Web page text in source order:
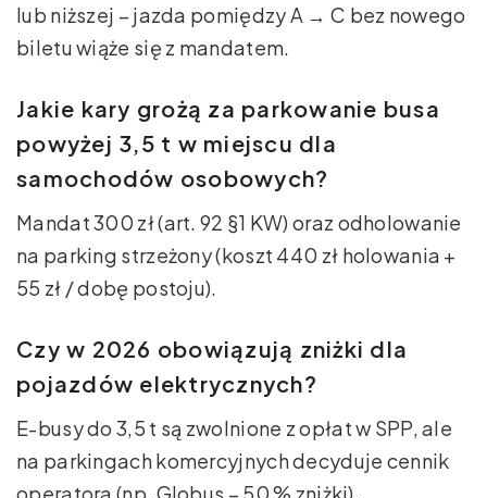
lub niższej – jazda pomiędzy A → C bez nowego
biletu wiąże się z mandatem.
Jakie kary grożą za parkowanie busa
powyżej 3,5 t w miejscu dla
samochodów osobowych?
Mandat 300 zł (art. 92 §1 KW) oraz odholowanie
na parking strzeżony (koszt 440 zł holowania +
55 zł / dobę postoju).
Czy w 2026 obowiązują zniżki dla
pojazdów elektrycznych?
E-busy do 3,5 t są zwolnione z opłat w SPP, ale
na parkingach komercyjnych decyduje cennik
operatora (np. Globus – 50 % zniżki).